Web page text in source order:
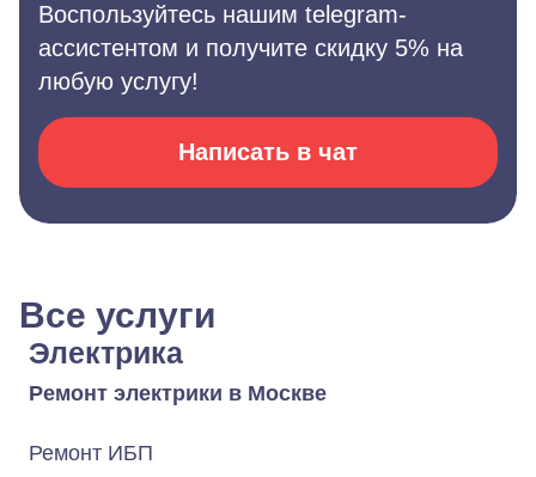
Воспользуйтесь нашим telegram-
ассистентом и получите скидку 5% на
любую услугу!
Написать в чат
Все услуги
Электрика
Ремонт электрики в Москве
Ремонт ИБП